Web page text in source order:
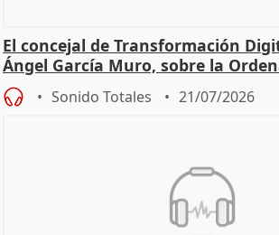
El concejal de Transformación
Ángel García Muro, sobre la
Sonido Totales 21/07/2026